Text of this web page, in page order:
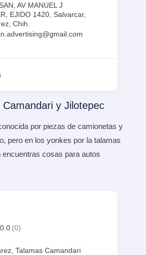
AV MANUEL J
EJIDO 1420, Salvarcar,
Chih.
Camandari y Jilotepec
por piezas de camionetas y
pero en los yonkes por la talamas
cosas para autos
0.0 (0)
Talamas Camandari